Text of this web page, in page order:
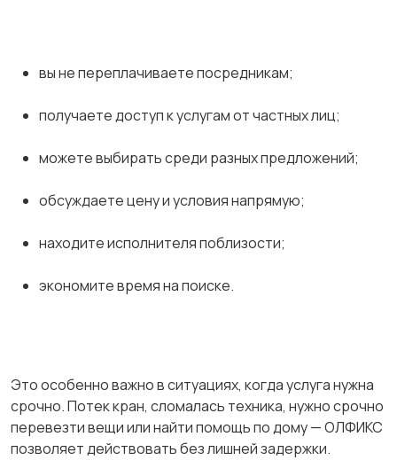
вы не переплачиваете посредникам;
получаете доступ к услугам от частных лиц;
можете выбирать среди разных предложений;
обсуждаете цену и условия напрямую;
находите исполнителя поблизости;
экономите время на поиске.
Это особенно важно в ситуациях, когда услуга нужна
срочно. Потек кран, сломалась техника, нужно срочно
перевезти вещи или найти помощь по дому — ОЛФИКС
позволяет действовать без лишней задержки.